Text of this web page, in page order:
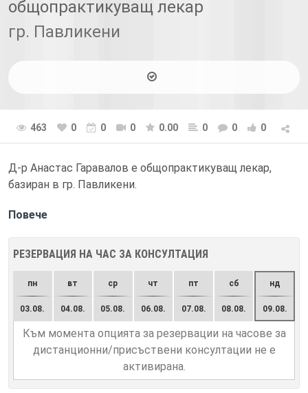
общопрактикуващ лекар
гр. Павликени
463 0 0 0 0.00 0 0 0
Д-р Анастас Гарaвалов е общопрактикуващ лекар,
базиран в гр. Павликени.
Повече
РЕЗЕРВАЦИЯ НА ЧАС ЗА КОНСУЛТАЦИЯ
пн
03.08.
вт
04.08.
ср
05.08.
чт
06.08.
пт
07.08.
сб
08.08.
нд
09.08.
Към момента опцията за резервации на часове за
дистанционни/присъствени консултации не е
активирана.